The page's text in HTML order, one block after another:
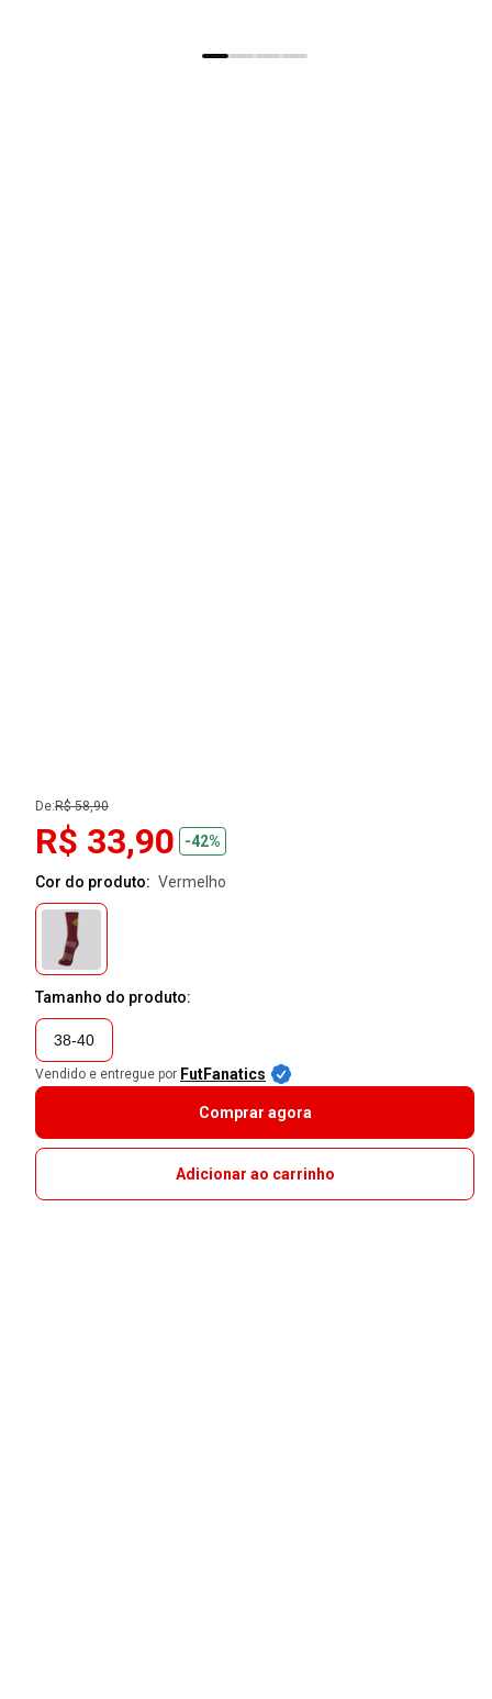
De:R$ 58,90
R$ 33,90 -42%
Cor do produto: vermelho
Tamanho do produto:
38-40
Vendido e entregue por FutFanatics
Comprar agora
Adicionar ao carrinho